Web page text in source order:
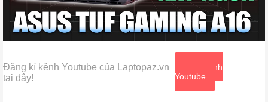
Đăng kí kênh Youtube của Laptopaz.vn
tại đây!
Xem kênh
Youtube